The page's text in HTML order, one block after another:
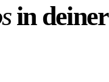
in deiner